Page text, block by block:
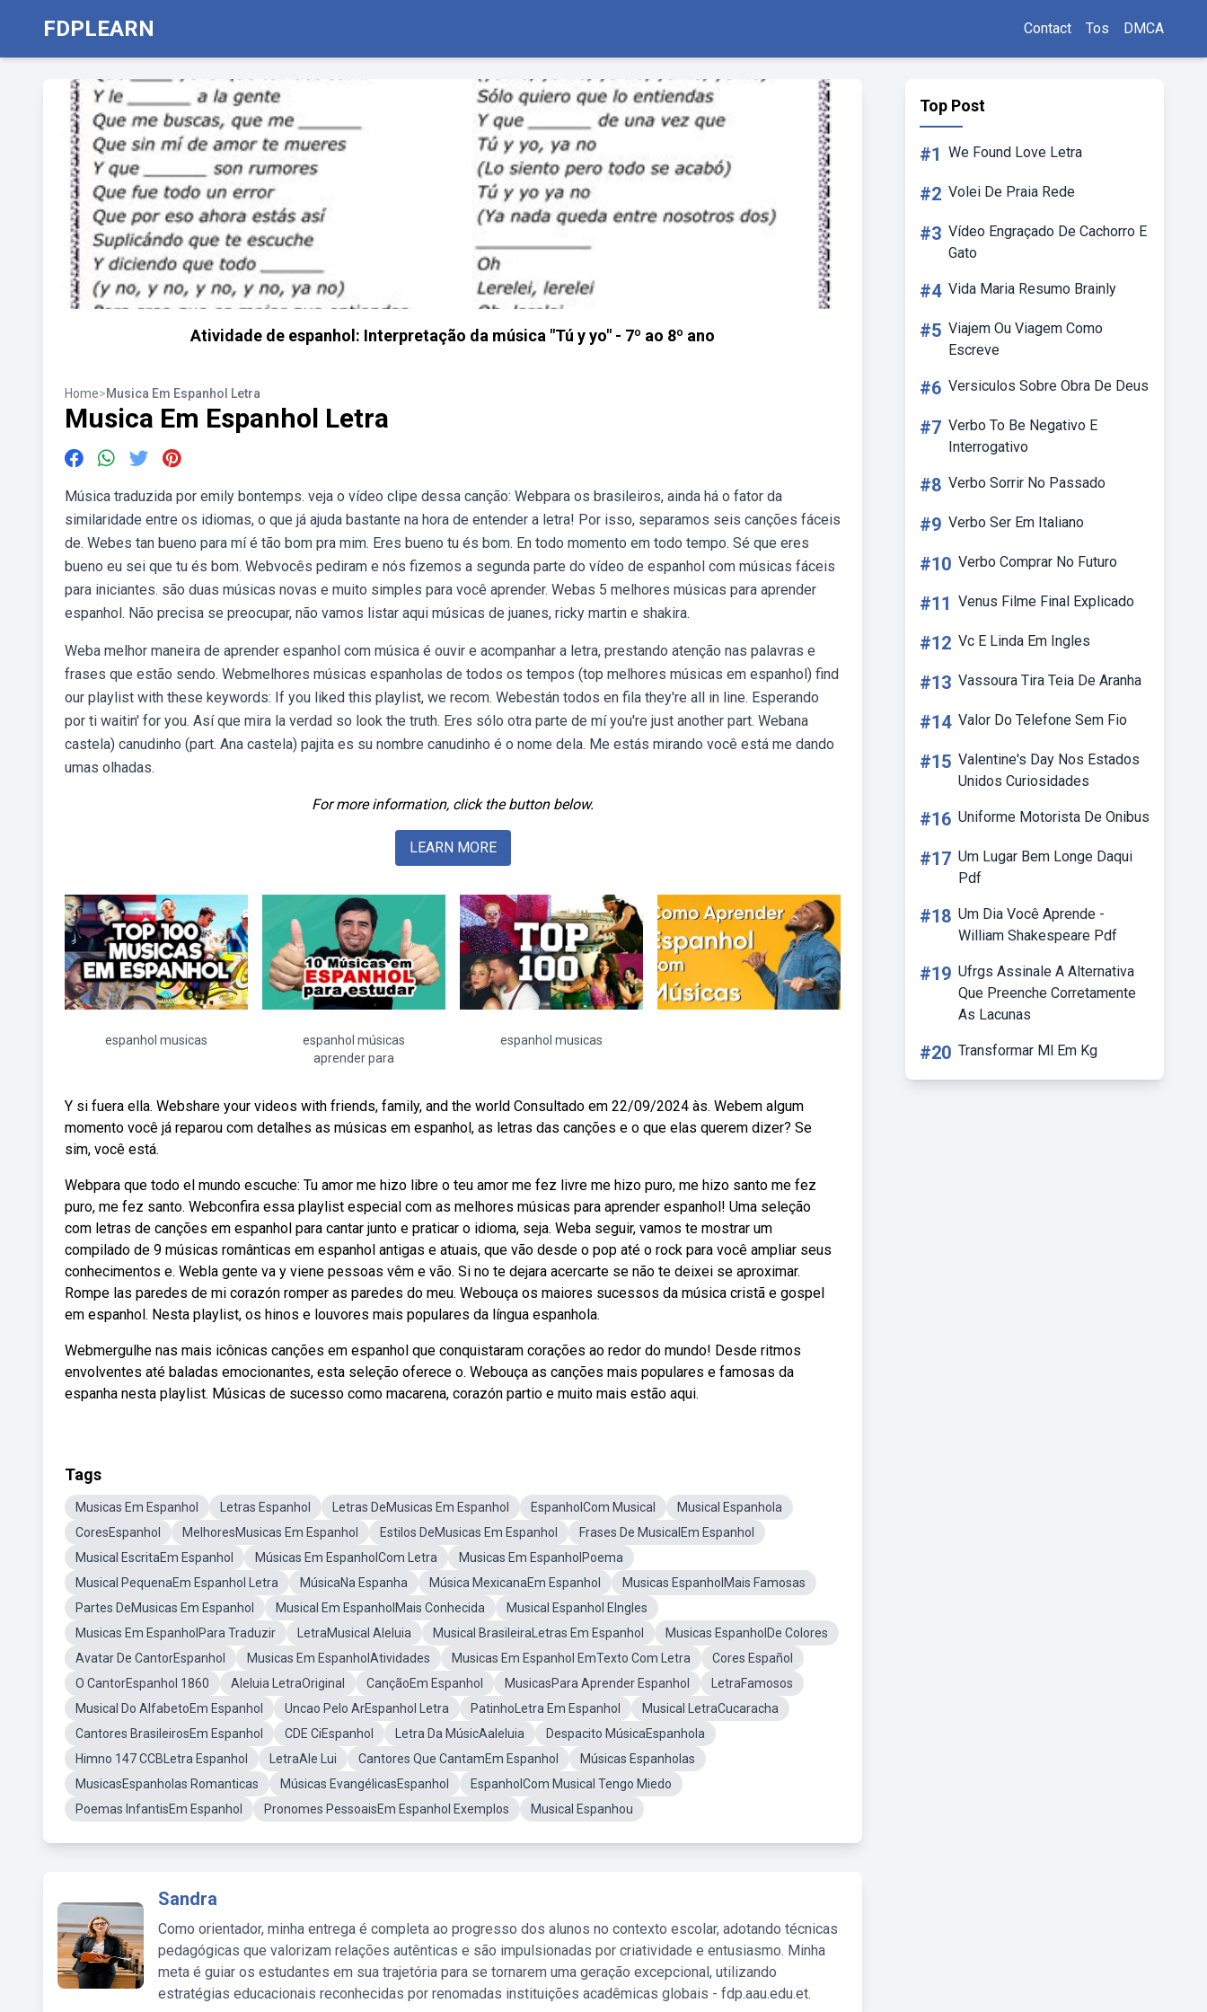
FDPLEARN Contact Tos DMCA
Atividade de espanhol: Interpretação da música "Tú y yo" - 7º ao 8º ano
Home>Musica Em Espanhol Letra
Musica Em Espanhol Letra
Música traduzida por emily bontemps. veja o vídeo clipe dessa canção: Webpara os brasileiros, ainda há o fator da
similaridade entre os idiomas, o que já ajuda bastante na hora de entender a letra! Por isso, separamos seis canções fáceis
de. Webes tan bueno para mí é tão bom pra mim. Eres bueno tu és bom. En todo momento em todo tempo. Sé que eres
bueno eu sei que tu és bom. Webvocês pediram e nós fizemos a segunda parte do vídeo de espanhol com músicas fáceis
para iniciantes. são duas músicas novas e muito simples para você aprender. Webas 5 melhores músicas para aprender
espanhol. Não precisa se preocupar, não vamos listar aqui músicas de juanes, ricky martin e shakira.
Weba melhor maneira de aprender espanhol com música é ouvir e acompanhar a letra, prestando atenção nas palavras e
frases que estão sendo. Webmelhores músicas espanholas de todos os tempos (top melhores músicas em espanhol) find
our playlist with these keywords: If you liked this playlist, we recom. Webestán todos en fila they're all in line. Esperando
por ti waitin' for you. Así que mira la verdad so look the truth. Eres sólo otra parte de mí you're just another part. Webana
castela) canudinho (part. Ana castela) pajita es su nombre canudinho é o nome dela. Me estás mirando você está me dando
umas olhadas.
For more information, click the button below.
LEARN MORE
espanhol musicas
espanhol músicas
aprender para
espanhol musicas
Y si fuera ella. Webshare your videos with friends, family, and the world Consultado em 22/09/2024 às. Webem algum
momento você já reparou com detalhes as músicas em espanhol, as letras das canções e o que elas querem dizer? Se
sim, você está.
Webpara que todo el mundo escuche: Tu amor me hizo libre o teu amor me fez livre me hizo puro, me hizo santo me fez
puro, me fez santo. Webconfira essa playlist especial com as melhores músicas para aprender espanhol! Uma seleção
com letras de canções em espanhol para cantar junto e praticar o idioma, seja. Weba seguir, vamos te mostrar um
compilado de 9 músicas românticas em espanhol antigas e atuais, que vão desde o pop até o rock para você ampliar seus
conhecimentos e. Webla gente va y viene pessoas vêm e vão. Si no te dejara acercarte se não te deixei se aproximar.
Rompe las paredes de mi corazón romper as paredes do meu. Webouça os maiores sucessos da música cristã e gospel
em espanhol. Nesta playlist, os hinos e louvores mais populares da língua espanhola.
Webmergulhe nas mais icônicas canções em espanhol que conquistaram corações ao redor do mundo! Desde ritmos
envolventes até baladas emocionantes, esta seleção oferece o. Webouça as canções mais populares e famosas da
espanha nesta playlist. Músicas de sucesso como macarena, corazón partio e muito mais estão aqui.
Tags
Musicas Em Espanhol Letras Espanhol Letras DeMusicas Em Espanhol EspanholCom Musical
Musical Espanhola
CoresEspanhol
MelhoresMusicas Em Espanhol Estilos DeMusicas Em Espanhol
Frases De MusicalEm Espanhol
Musical EscritaEm Espanhol
Músicas Em EspanholCom Letra
Musicas Em EspanholPoema
Musical PequenaEm Espanhol Letra
MúsicaNa Espanha Música MexicanaEm Espanhol
Musicas EspanholMais Famosas
Partes DeMusicas Em Espanhol
Musical Em EspanholMais Conhecida
Musical Espanhol EIngles
Musicas Em EspanholPara Traduzir
LetraMusical Aleluia Musical BrasileiraLetras Em Espanhol
Musicas EspanholDe Colores
Avatar De CantorEspanhol
Musicas Em EspanholAtividades Musicas Em Espanhol EmTexto Com Letra
Cores Español
O CantorEspanhol 1860
Aleluia LetraOriginal CançãoEm Espanhol MusicasPara Aprender Espanhol
LetraFamosos
Musical Do AlfabetoEm Espanhol
Uncao Pelo ArEspanhol Letra PatinhoLetra Em Espanhol
Musical LetraCucaracha
Cantores BrasileirosEm Espanhol
CDE CiEspanhol Letra Da MúsicAaleluia
Despacito MúsicaEspanhola
Himno 147 CCBLetra Espanhol
LetraAle Lui Cantores Que CantamEm Espanhol
Músicas Espanholas
MusicasEspanholas Romanticas
Músicas EvangélicasEspanhol
EspanholCom Musical Tengo Miedo
Poemas InfantisEm Espanhol
Pronomes PessoaisEm Espanhol Exemplos Musical Espanhou
Sandra
Como orientador, minha entrega é completa ao progresso dos alunos no contexto escolar, adotando técnicas
pedagógicas que valorizam relações autênticas e são impulsionadas por criatividade e entusiasmo. Minha
meta é guiar os estudantes em sua trajetória para se tornarem uma geração excepcional, utilizando
estratégias educacionais reconhecidas por renomadas instituições acadêmicas globais - fdp.aau.edu.et.
Top Post
#1 We Found Love Letra
#2 Volei De Praia Rede
#3 Vídeo Engraçado De Cachorro E
Gato
#4 Vida Maria Resumo Brainly
#5 Viajem Ou Viagem Como
Escreve
#6 Versiculos Sobre Obra De Deus
#7 Verbo To Be Negativo E
Interrogativo
#8 Verbo Sorrir No Passado
#9 Verbo Ser Em Italiano
#10 Verbo Comprar No Futuro
#11 Venus Filme Final Explicado
#12 Vc E Linda Em Ingles
#13 Vassoura Tira Teia De Aranha
#14 Valor Do Telefone Sem Fio
#15 Valentine's Day Nos Estados
Unidos Curiosidades
#16 Uniforme Motorista De Onibus
#17 Um Lugar Bem Longe Daqui
Pdf
#18 Um Dia Você Aprende -
William Shakespeare Pdf
#19 Ufrgs Assinale A Alternativa
Que Preenche Corretamente
As Lacunas
#20 Transformar Ml Em Kg